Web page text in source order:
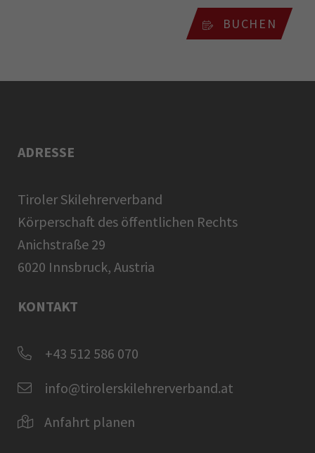
BUCHEN
ADRESSE
Tiroler Skilehrerverband
Körperschaft des öffentlichen Rechts
Anichstraße 29
6020 Innsbruck, Austria
KONTAKT
+43 512 586 070
info@tirolerskilehrerverband.at
Anfahrt planen